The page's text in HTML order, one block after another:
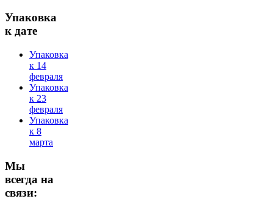
Упаковка
к дате
Упаковка
к 14
февраля
Упаковка
к 23
февраля
Упаковка
к 8
марта
Мы
всегда на
связи: